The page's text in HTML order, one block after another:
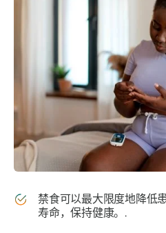
禁食可以最大限度地降低
寿命，保持健康。.